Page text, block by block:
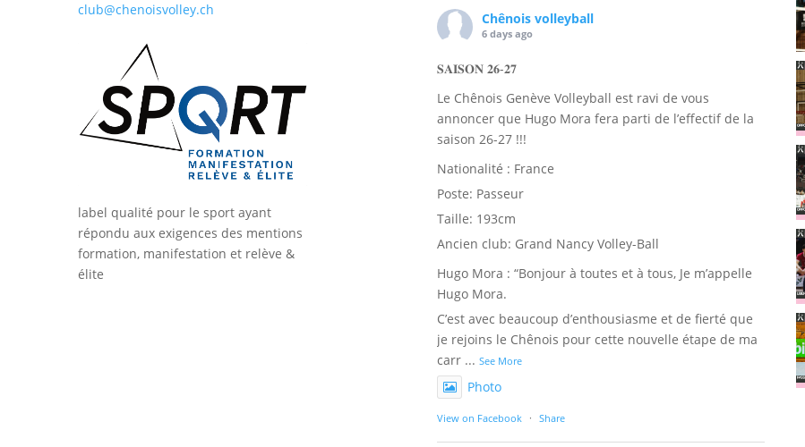
club@chenoisvolley.ch
label qualité pour le sport ayant
répondu aux exigences des mentions
formation, manifestation et relève &
élite
Chênois volleyball
6 days ago
𝐒𝐀𝐈𝐒𝐎𝐍 𝟐𝟔-𝟐𝟕
Le Chênois Genève Volleyball est ravi de vous
annoncer que Hugo Mora fera parti de l’effectif de la
saison 26-27 !!!
Nationalité : France
Poste: Passeur
Taille: 193cm
Ancien club: Grand Nancy Volley-Ball
Hugo Mora : “Bonjour à toutes et à tous, Je m’appelle
Hugo Mora.
C’est avec beaucoup d’enthousiasme et de fierté que
je rejoins le Chênois pour cette nouvelle étape de ma
carr ... See More
Photo
View on Facebook · Share